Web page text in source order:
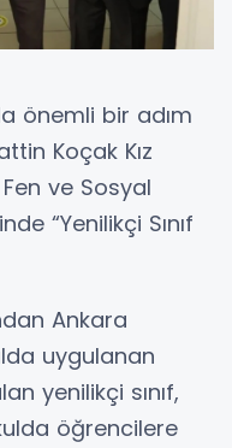
önemli bir adım
Koçak Kız
ve Sosyal
“Yenilikçi Sınıf
Ankara
uygulanan
yenilikçi sınıf,
öğrencilere